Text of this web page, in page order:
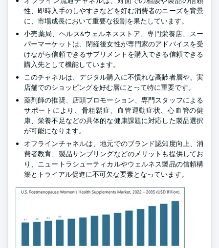
性、即時入手のしやすさなどを好む消費者のニーズを背景
に、市場成長において重要な役割を果たしています。
小売薬局、ヘルス&ウェルネスストア、専門栄養店、スー
パーマーケットは、閉経後女性が専門家のアドバイスを受
けながら信頼できるサプリメントを購入できる信頼できる
購入先として機能しています。
このチャネルは、デジタル購入に不慣れな高齢者層や、実
店舗でのショッピングを好む層にとって特に重要です。
薬剤師の推奨、店頭プロモーション、専門スタッフによる
サポートにより、骨粗鬆症、血管運動症状、心血管の健
康、栄養不足などの具体的な健康課題に対応した製品選択
が可能になります。
オフラインチャネルは、地元でのブランド認知度向上、消
費者教育、製品サンプリングなどのメリットも提供してお
り、ニュートラシューティカルやウェルネス製品の信頼構
築とトライアル促進に不可欠な要素となっています。